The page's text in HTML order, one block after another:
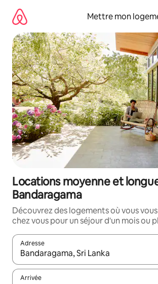
directement
contenu
Mettre mon
Locations moyenne et
Bandaragama
Découvrez des logements où vous
chez vous pour un séjour d'un mois ou
Adresse
Lorsque les résultats s'affichent, utilisez
Arrivée